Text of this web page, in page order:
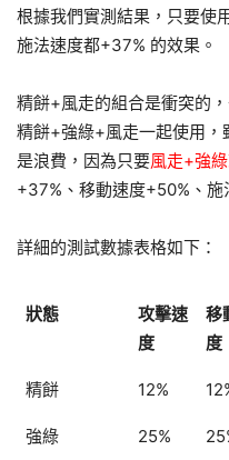
根據我們實測結果，只要使
施法速度都+37% 的效果。
精餅+風走的組合是衝突的
精餅+強綠+風走一起使用
是浪費，因為只要風走+強
+37%、移動速度+50%、施
詳細的測試數據表格如下：
狀態
攻擊速
度
移
度
精餅 12%
強綠 25%